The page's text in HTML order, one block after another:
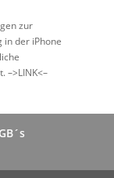
zur
in der iPhone
–>LINK<–